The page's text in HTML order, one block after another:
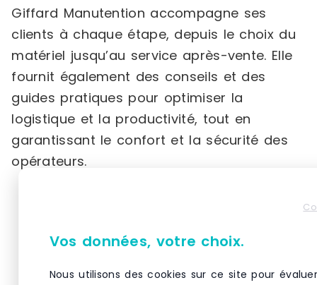
Giffard Manutention accompagne ses
clients à chaque étape, depuis le choix du
matériel jusqu’au service après-vente. Elle
fournit également des conseils et des
guides pratiques pour optimiser la
logistique et la productivité, tout en
garantissant le confort et la sécurité des
opérateurs.
Produits similaires
Vos données, votre choix.
Nous utilisons des cookies sur ce site pour